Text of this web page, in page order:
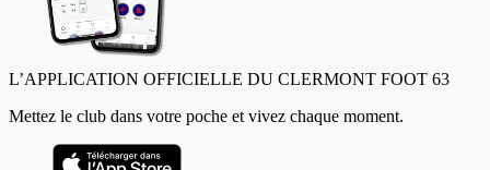
L’APPLICATION OFFICIELLE DU CLERMONT FOOT 63
Mettez le club dans votre poche et vivez chaque moment.